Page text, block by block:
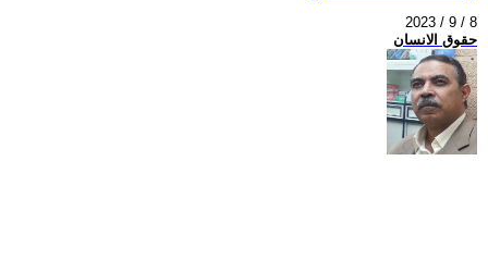
2023 / 9 / 8
حقوق الانسان